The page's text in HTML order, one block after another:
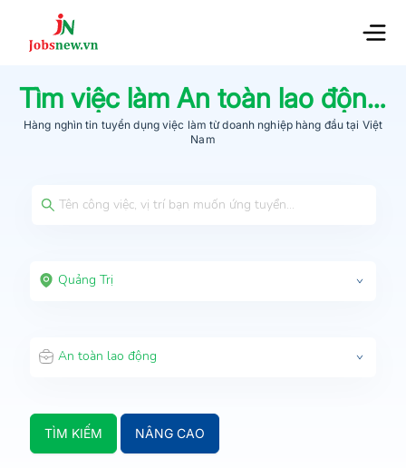
Tìm việc làmAn toàn lao động
Hàng nghìn tin tuyển dụng việc làm từdoanh nghiệp hàng đầu tại Việt
Nam
Quảng Trị
An toàn lao động
TÌM KIẾM NÂNG CAO